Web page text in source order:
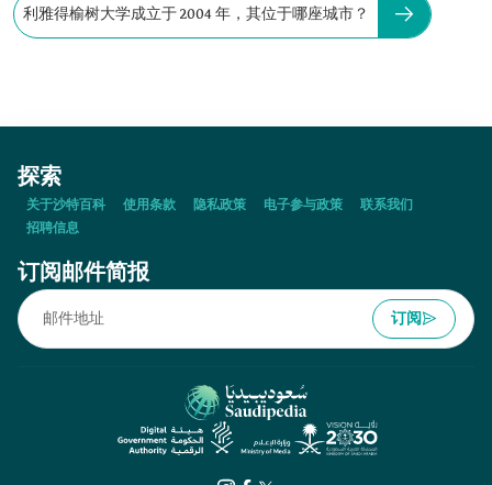
利雅得榆树大学成立于 2004 年，其位于哪座城市？
探索
关于沙特百科 使用条款 隐私政策 电子参与政策
联系我们
招聘信息
订阅邮件简报
订阅